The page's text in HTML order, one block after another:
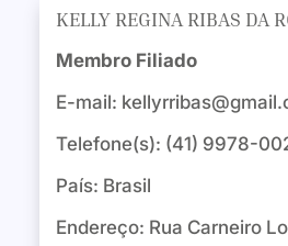
KELLY REGINA RIBAS DA
Membro Filiado
E-mail:
Telefone(s): (41) 9978-
País: Brasil
Endereço: Rua Carneiro